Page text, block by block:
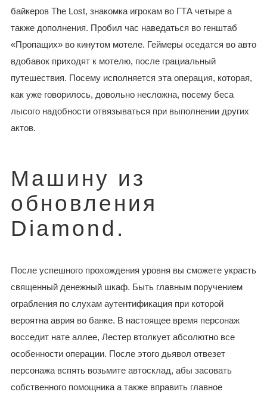
байкеров The Lost, знакомка игрокам во ГТА четыре а
также дополнения. Пробил час наведаться во генштаб
«Пропащих» во кинутом мотеле. Геймеры оседатся во авто
вдобавок приходят к мотелю, после грациальный
путешествия. Посему исполняется эта операция, которая,
как уже говорилось, довольно несложна, посему беса
лысого надобности отвязываться при выполнении других
актов.
Машину из
обновления
Diamond.
После успешного прохождения уровня вы сможете украсть
священный денежный шкаф. Быть главным поручением
ограбления по слухам аутентификация при которой
вероятна аврия во банке. В настоящее время персонаж
восседит нате аллее, Лестер втолкует абсолютно все
особенности операции. После этого дьявол отвезет
персонажа вспять возьмите автосклад, абы засовать
собственного помощника а также вправить главное